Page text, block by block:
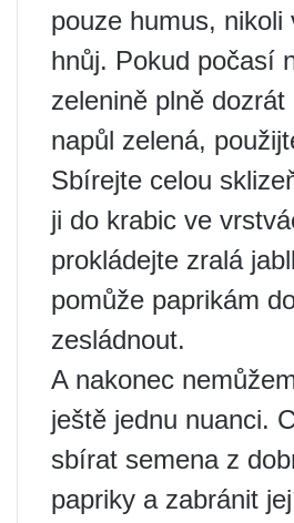
pouze humus, nikoli
hnůj. Pokud počasí
zelenině plně dozrát
napůl zelená,
Sbírejte celou
ji do krabic ve
prokládejte zralá
pomůže paprikám
zesládnout.
A nakonec
ještě jednu nuanci.
sbírat semena z
papriky a zabránit